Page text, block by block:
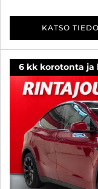
KATSO
6 kk korotonta ja